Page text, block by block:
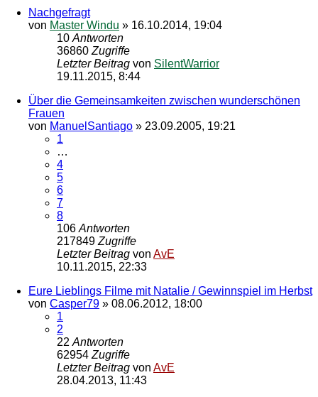
Nachgefragt
von Master Windu » 16.10.2014, 19:04
10 Antworten
36860 Zugriffe
Letzter Beitrag von SilentWarrior
19.11.2015, 8:44
Über die Gemeinsamkeiten zwischen wunderschönen
Frauen
von ManuelSantiago » 23.09.2005, 19:21
1
…
4
5
6
7
8
106 Antworten
217849 Zugriffe
Letzter Beitrag von AvE
10.11.2015, 22:33
Eure Lieblings Filme mit Natalie / Gewinnspiel im Herbst
von Casper79 » 08.06.2012, 18:00
1
2
22 Antworten
62954 Zugriffe
Letzter Beitrag von AvE
28.04.2013, 11:43